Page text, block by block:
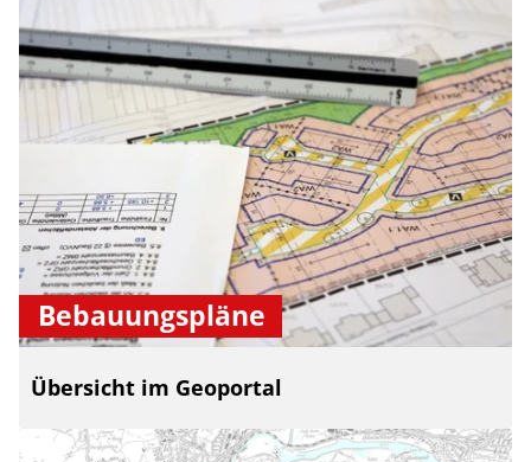
Bebauungspläne
Übersicht im Geoportal